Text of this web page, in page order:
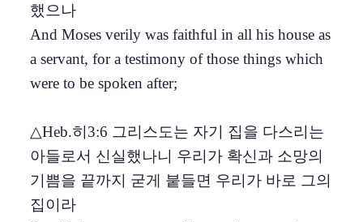
했으나
And Moses verily was faithful in all his house as
a servant, for a testimony of those things which
were to be spoken after;
△Heb.히3:6 그리스도는 자기 집을 다스리는
아들로서 신실했나니 우리가 확신과 소망의
기쁨을 끝까지 굳게 붙들면 우리가 바로 그의
집이라